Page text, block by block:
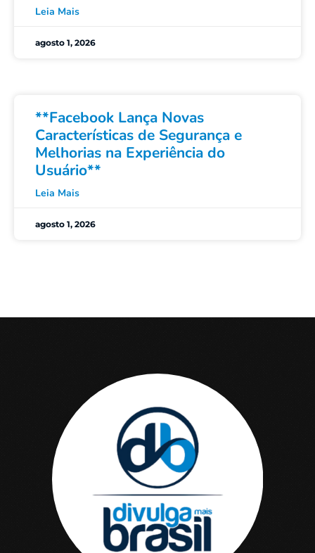
Leia Mais
agosto 1, 2026
**Facebook Lança Novas
Características de Segurança e
Melhorias na Experiência do
Usuário**
Leia Mais
agosto 1, 2026